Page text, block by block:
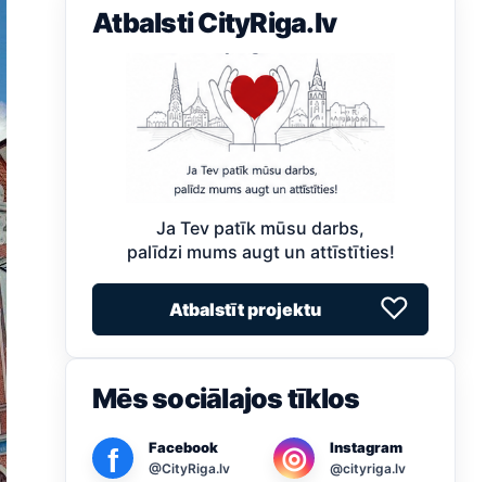
Atbalsti CityRiga.lv
Ja Tev patīk mūsu darbs,
palīdzi mums augt un attīstīties!
Atbalstīt projektu ♡
Mēs sociālajos tīklos
f Facebook
@CityRiga.lv ◎ Instagram
@cityriga.lv